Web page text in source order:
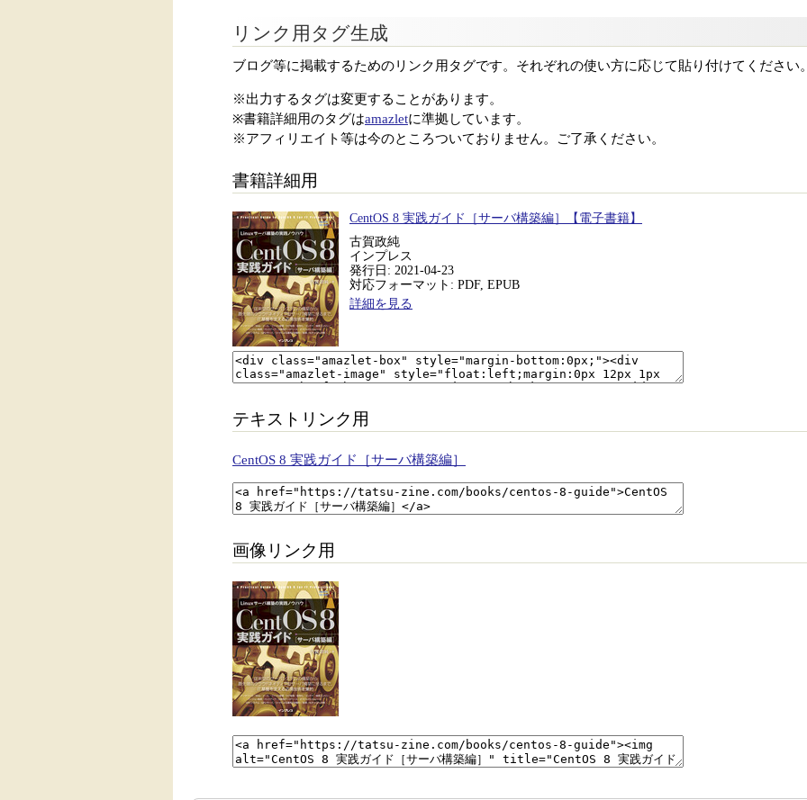
リンク用タグ生成
ブログ等に掲載するためのリンク用タグです。それぞれの使い方に応じて貼り付けてください
※出力するタグは変更することがあります。
※書籍詳細用のタグはamazletに準拠しています。
※アフィリエイト等は今のところついておりません。ご了承ください。
書籍詳細用
CentOS 8 実践ガイド［サーバ構築編］【電子書籍】
古賀政純
インプレス
発行日: 2021-04-23
対応フォーマット: PDF, EPUB
詳細を見る
テキストリンク用
CentOS 8 実践ガイド［サーバ構築編］
画像リンク用